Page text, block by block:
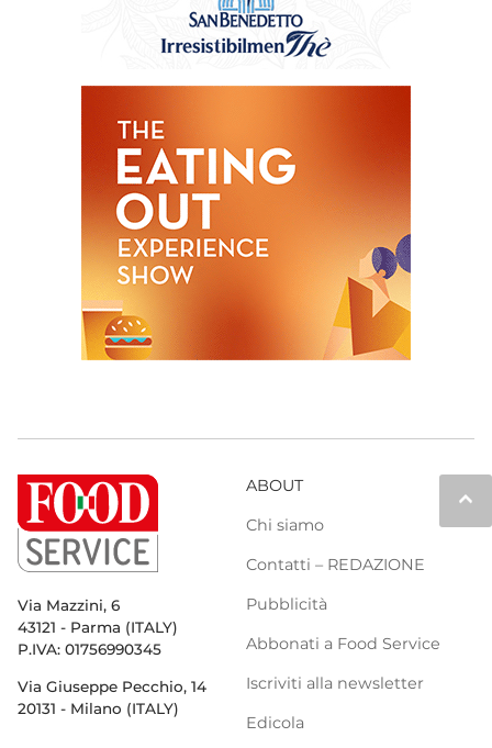
keyboard_arrow_up
Via Mazzini, 6
43121 - Parma (ITALY)
P.IVA: 01756990345
Via Giuseppe Pecchio, 14
20131 - Milano (ITALY)
ABOUT
Chi siamo
Contatti – REDAZIONE
Pubblicità
Abbonati a Food Service
Iscriviti alla newsletter
Edicola